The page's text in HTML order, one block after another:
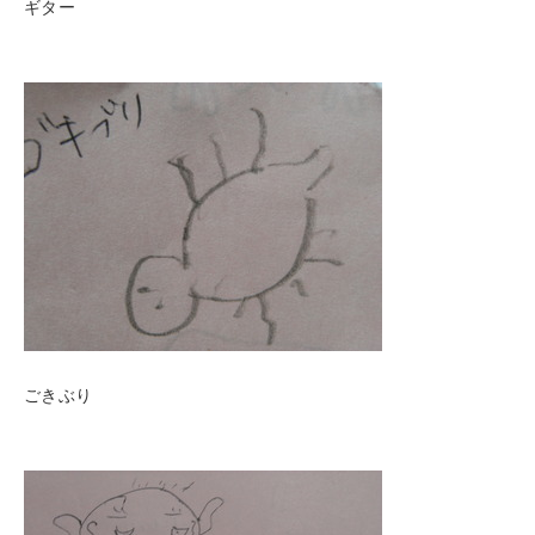
ギター
ごきぶり